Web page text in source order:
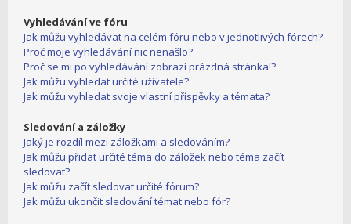
Vyhledávání ve fóru
Jak můžu vyhledávat na celém fóru nebo v jednotlivých fórech?
Proč moje vyhledávání nic nenašlo?
Proč se mi po vyhledávání zobrazí prázdná stránka!?
Jak můžu vyhledat určité uživatele?
Jak můžu vyhledat svoje vlastní příspěvky a témata?
Sledování a záložky
Jaký je rozdíl mezi záložkami a sledováním?
Jak můžu přidat určité téma do záložek nebo téma začít
sledovat?
Jak můžu začít sledovat určité fórum?
Jak můžu ukončit sledování témat nebo fór?